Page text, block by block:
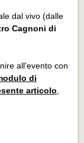
dal vivo (dalle
Cagnoni di
all'evento con
di
articolo